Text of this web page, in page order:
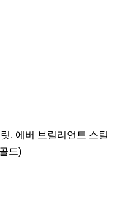
, 에버 브릴리언트 스틸
드)